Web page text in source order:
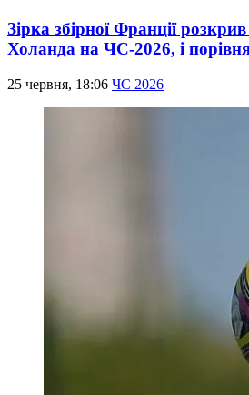
Зірка збірної Франції
Холанда на ЧС-2026, і
25 червня, 18:06 ЧС 2026